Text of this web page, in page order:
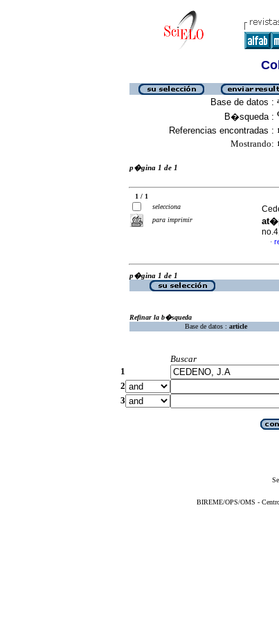
Base de datos :
B�squeda :
Referencias encontradas : 1
Mostrando:
p�gina 1 de 1
1 / 1
selecciona
para imprimir
·
p�gina 1 de 1
Refinar la b�squeda
Base de datos : article
Buscar
1
2
3
BIREME/OPS/OMS -